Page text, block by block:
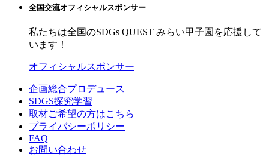
全国交流オフィシャルスポンサー
私たちは全国のSDGs QUEST みらい甲子園を応援して
います！
オフィシャルスポンサー
企画総合プロデュース
SDGS探究学習
取材ご希望の方はこちら
プライバシーポリシー
FAQ
お問い合わせ